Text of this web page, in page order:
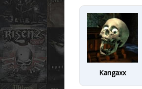
Kangaxx